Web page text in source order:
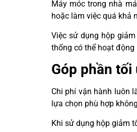
Máy móc trong nhà
hoặc làm việc quá khả
Việc sử dụng hộp
thống có thể hoạt
Góp phần
Chi phí vận hành luôn
lựa chọn phù hợp
Khi sử dụng hộp giảm